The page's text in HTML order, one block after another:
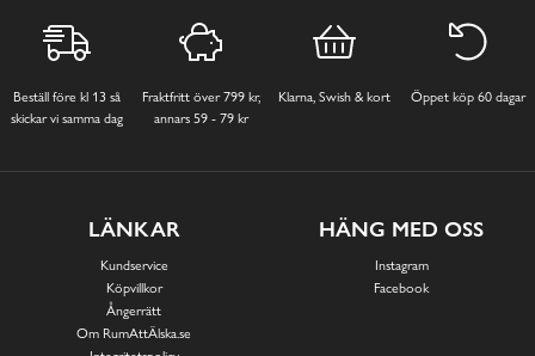
Beställ före kl 13 så
skickar vi samma dag
Fraktfritt över 799 kr,
annars 59 - 79 kr
Klarna, Swish & kort Öppet köp 60 dagar
LÄNKAR
Kundservice
Köpvillkor
Ångerrätt
Om RumAttÄlska.se
HÄNG MED OSS
Instagram
Facebook